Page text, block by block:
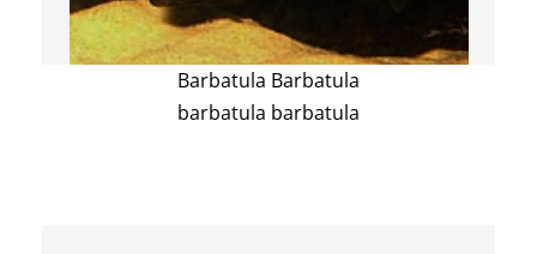
Barbatula Barbatula
barbatula barbatula